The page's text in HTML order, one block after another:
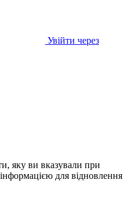
Увійти через
яку ви вказували при
для відновлення